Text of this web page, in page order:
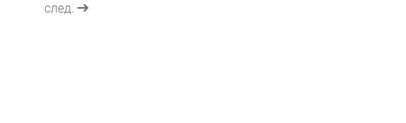
след.